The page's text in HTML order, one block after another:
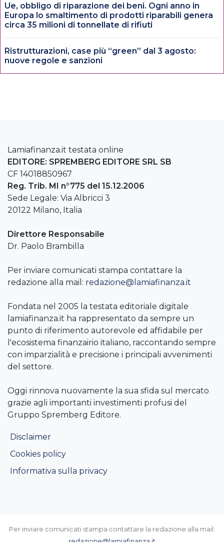
Ue, obbligo di riparazione dei beni. Ogni anno in
Europa lo smaltimento di prodotti riparabili genera
circa 35 milioni di tonnellate di rifiuti
Ristrutturazioni, case più “green” dal 3 agosto:
nuove regole e sanzioni
Lamiafinanza.it testata online
EDITORE: SPREMBERG EDITORE SRL SB
CF 14018850967
Reg. Trib. MI n°775 del 15.12.2006
Sede Legale: Via Albricci 3
20122 Milano, Italia
Direttore Responsabile
Dr. Paolo Brambilla
Per inviare comunicati stampa contattare la
redazione alla mail: redazione@lamiafinanza.it
Fondata nel 2005 la testata editoriale digitale
lamiafinanza.it ha rappresentato da sempre un
punto di riferimento autorevole ed affidabile per
l'ecosistema finanzairio italiano, raccontando sempre
con imparzialità e precisione i principali avvenimenti
del settore.
Oggi rinnova nuovamente la sua sfida sul mercato
grazie agli importanti investimenti profusi del
Gruppo Spremberg Editore.
Disclaimer
Cookies policy
Informativa sulla privacy
Per inviare comunicati stampa contattare la redazione alla mail:
redazione@lamiafinanza.it